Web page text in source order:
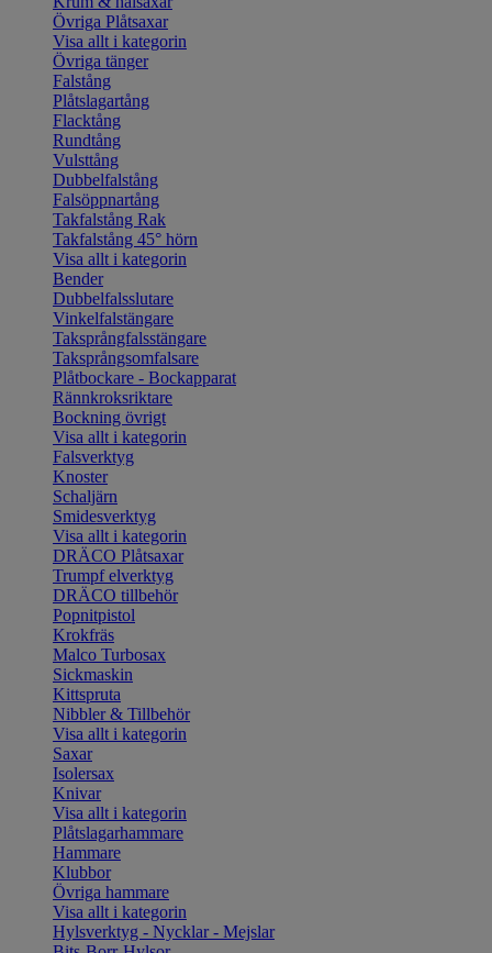
Övriga Plåtsaxar
Visa allt i kategorin
Övriga tänger
Falstång
Plåtslagartång
Flacktång
Rundtång
Vulsttång
Dubbelfalstång
Falsöppnartång
Takfalstång Rak
Takfalstång 45° hörn
Visa allt i kategorin
Bender
Dubbelfalsslutare
Vinkelfalstängare
Taksprångfalsstängare
Taksprångsomfalsare
Plåtbockare - Bockapparat
Rännkroksriktare
Bockning övrigt
Visa allt i kategorin
Falsverktyg
Knoster
Schaljärn
Smidesverktyg
Visa allt i kategorin
DRÄCO Plåtsaxar
Trumpf elverktyg
DRÄCO tillbehör
Popnitpistol
Krokfräs
Malco Turbosax
Sickmaskin
Kittspruta
Nibbler & Tillbehör
Visa allt i kategorin
Saxar
Isolersax
Knivar
Visa allt i kategorin
Plåtslagarhammare
Hammare
Klubbor
Övriga hammare
Visa allt i kategorin
Hylsverktyg - Nycklar - Mejslar